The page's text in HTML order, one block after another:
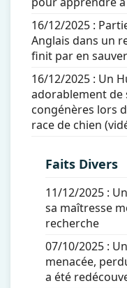
16/12/2025 :
Anglais dans un
finit par en
16/12/2025 : Un
adorablement de
congénères lors
race de chien
Faits Divers
11/12/2025 :
sa maîtresse
recherche
07/10/2025 :
menacée,
a été